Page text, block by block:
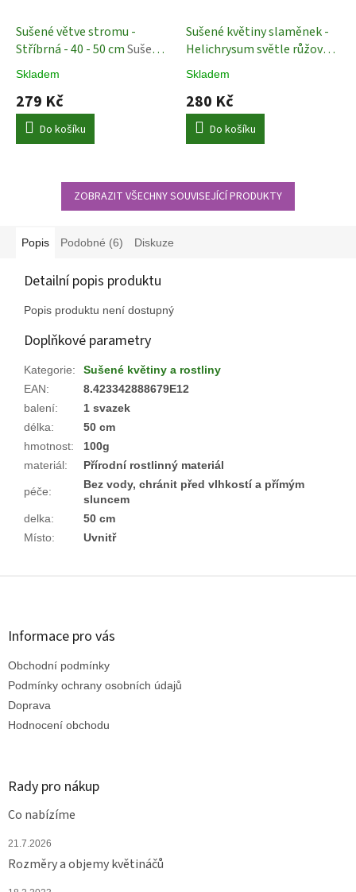
Sušené větve stromu -
Stříbrná - 40 - 50 cmSušené
Rostliny
Skladem
279 Kč
Do košíku
Sušené květiny slaměnek -
Helichrysum světle růžová -
40 cm
Skladem
280 Kč
Do košíku
ZOBRAZIT VŠECHNY SOUVISEJÍCÍ PRODUKTY
Popis Podobné (6) Diskuze
Detailní popis produktu
Popis produktu není dostupný
Doplňkové parametry
Kategorie:
Sušené květiny a rostliny
EAN:
8.423342888679E12
balení:
1 svazek
délka:
50 cm
hmotnost:
100g
materiál: Přírodní rostlinný materiál
péče:
Bez vody, chránit před vlhkostí a přímým
sluncem
delka:
50 cm
Místo: Uvnitř
Z
Informace pro vás
Obchodní podmínky
Podmínky ochrany osobních údajů
Doprava
Hodnocení obchodu
Rady pro nákup
Co nabízíme
21.7.2026
Rozměry a objemy květináčů